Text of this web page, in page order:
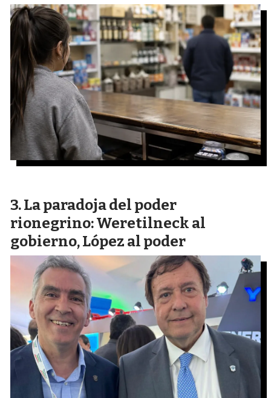
La paradoja del poder
rionegrino: Weretilneck al
gobierno, López al poder